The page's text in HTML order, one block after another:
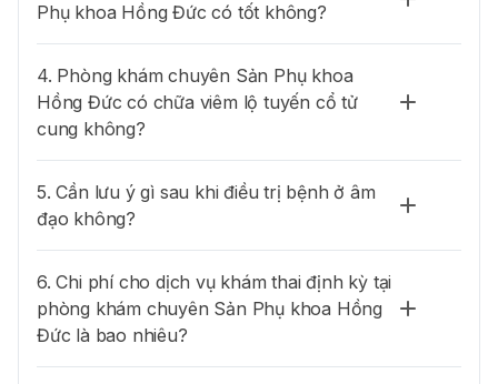
Phụ khoa Hồng Đức có tốt không?
4. Phòng khám chuyên Sản Phụ khoa
Hồng Đức có chữa viêm lộ tuyến cổ tử
cung không?
5. Cần lưu ý gì sau khi điều trị bệnh ở âm
đạo không?
6. Chi phí cho dịch vụ khám thai định kỳ tại
phòng khám chuyên Sản Phụ khoa Hồng
Đức là bao nhiêu?